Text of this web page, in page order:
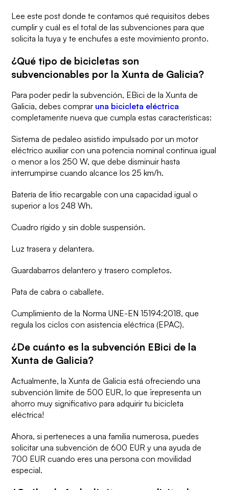
Lee estepostdondete contamos qué requisitos debes
cumplir y cuál es el total de las subvencionespara que
solicita la tuya y te enchufes a este movimiento pronto.
¿Qué tipo de bicicletas son
subvencionables por la Xunta de Galicia?
Para poder pedir la subvención, EBici de la Xunta de
Galicia,debes comprar una bicicleta eléctrica
completamente nueva que cumpla estas características:
Sistema de pedaleo asistido impulsado por un motor
eléctrico auxiliarcon una potencia nominal continua igual
o menor a los 250 W, que debe disminuir hasta
interrumpirse cuando alcance los 25 km/h.
Batería de litio recargablecon una capacidad igual o
superior a los 248 Wh.
Cuadro rígidoy sin doble suspensión.
Luz trasera y delantera.
Guardabarros delantero y traserocompletos.
Pata de cabrao caballete.
Cumplimiento de la Norma UNE-EN 15194:2018,que
regula los ciclos con asistencia eléctrica (EPAC).
¿De cuánto es la subvención EBici de la
Xunta de Galicia?
Actualmente, la Xunta de Galiciaestá ofreciendo una
subvención límite de 500 EUR,lo que ¡representa un
ahorro muy significativo para adquirir tu bicicleta
eléctrica!
Ahora,si perteneces a una familia numerosa, puedes
solicitar una subvención de 600 EURy una ayuda de
700 EUR cuando eres una persona con movilidad
especial.